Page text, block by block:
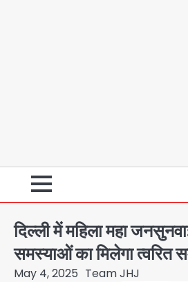
दिल्ली में महिला महा
समस्याओं का मिलेगा त्वरित
May 4, 2025 Team JHJ